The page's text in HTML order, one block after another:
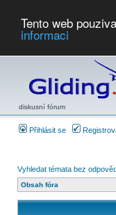
Tento web
informaci
diskusní fórum
Přihlásit se
Vyhledat témata bez
Obsah fóra